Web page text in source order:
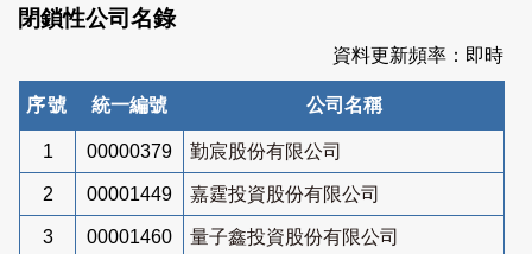
閉鎖性公司名錄
資料更新頻率：即時
序號 統一編號 公司名稱
1 00000379 勤宸股份有限公司
2 00001449 嘉霆投資股份有限公司
3 00001460 量子鑫投資股份有限公司